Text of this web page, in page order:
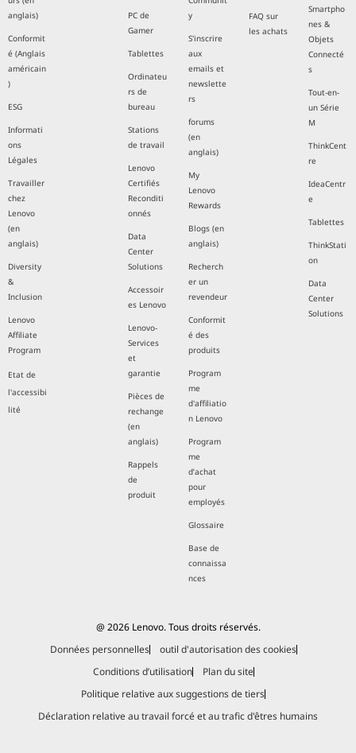
anglais)
Conformit
é (Anglais
américain
)
ESG
Informati
ons
Légales
Travailler
chez
Lenovo
(en
anglais)
Diversity
&
Inclusion
Lenovo
Affiliate
Program
Etat de
l'accessibi
lité
PC de
Gamer
Tablettes
Ordinateu
rs de
bureau
Stations
de travail
Lenovo
Certifiés
Reconditi
onnés
Data
Center
Solutions
Accessoir
es Lenovo
Lenovo-
Services
et
garantie
Pièces de
rechange
(en
anglais)
Rappels
de
produit
y
S'inscrire
aux
emails et
newslette
rs
forums
(en
anglais)
My
Lenovo
Rewards
Blogs (en
anglais)
Recherch
er un
revendeur
Conformit
é des
produits
Program
me
d'affiliatio
n Lenovo
Program
me
d’achat
pour
employés
Glossaire
Base de
connaissa
nces
FAQ sur
les achats
Smartpho
nes &
Objets
Connecté
s
Tout-en-
un Série
M
ThinkCent
re
IdeaCentr
e
Tablettes
ThinkStati
on
Data
Center
Solutions
@ 2026 Lenovo. Tous droits réservés.
Données personnelles
outil d'autorisation des cookies
Conditions d’utilisation
Plan du site
Politique relative aux suggestions de tiers
Déclaration relative au travail forcé et au trafic d'êtres humains